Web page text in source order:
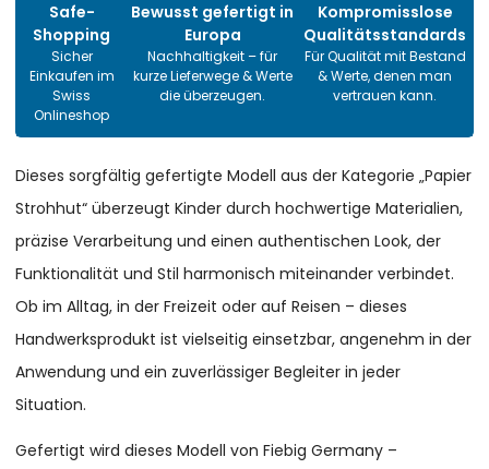
Safe-
Shopping
Sicher
Einkaufen im
Swiss
Onlineshop
Bewusst gefertigt in
Europa
Nachhaltigkeit – für
kurze Lieferwege & Werte
die überzeugen.
Kompromisslose
Qualitätsstandards
Für Qualität mit Bestand
& Werte, denen man
vertrauen kann.
Dieses sorgfältig gefertigte Modell aus der Kategorie „Papier
Strohhut“ überzeugt Kinder durch hochwertige Materialien,
präzise Verarbeitung und einen authentischen Look, der
Funktionalität und Stil harmonisch miteinander verbindet.
Ob im Alltag, in der Freizeit oder auf Reisen – dieses
Handwerksprodukt ist vielseitig einsetzbar, angenehm in der
Anwendung und ein zuverlässiger Begleiter in jeder
Situation.
Gefertigt wird dieses Modell von Fiebig Germany –